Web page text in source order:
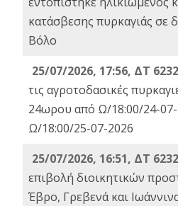
κατάσβεσης πυρκαγιάς σε
Βόλο
25/07/2026, 17:56, ΔΤ
τις αγροτοδασικές
24ωρου από Ω/18:00/24-
Ω/18:00/25-07-2026
25/07/2026, 16:51, ΔΤ
επιβολή διοικητικών
Έβρο, Γρεβενά και